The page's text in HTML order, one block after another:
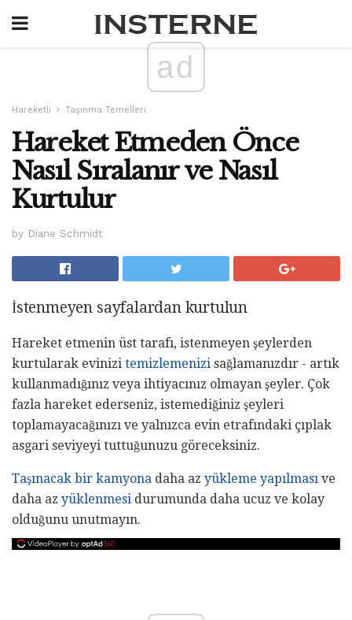
ad
Hareketli Taşınma Temelleri
Hareket Etmeden Önce
Nasıl Sıralanır ve Nasıl
Kurtulur
by Diane Schmidt
İstenmeyen sayfalardan kurtulun
Hareket etmenin üst tarafı, istenmeyen şeylerden
kurtularak evinizi temizlemenizi sağlamanızdır - artık
kullanmadığınız veya ihtiyacınız olmayan şeyler. Çok
fazla hareket ederseniz, istemediğiniz şeyleri
toplamayacağınızı ve yalnızca evin etrafındaki çıplak
asgari seviyeyi tuttuğunuzu göreceksiniz.
Taşınacak bir kamyona daha az yükleme yapılması ve
daha az yüklenmesi durumunda daha ucuz ve kolay
olduğunu unutmayın.